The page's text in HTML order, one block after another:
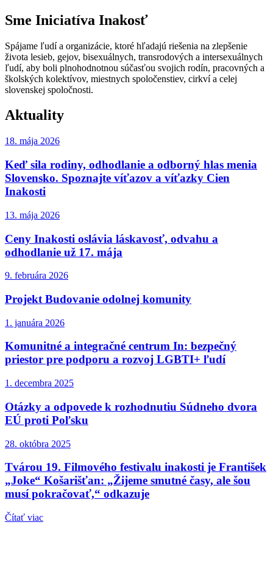
Sme Iniciatíva Inakosť
Spájame ľudí a organizácie, ktoré hľadajú riešenia na zlepšenie
života lesieb, gejov, bisexuálnych, transrodových a intersexuálnych
ľudí, aby boli plnohodnotnou súčasťou svojich rodín, pracovných a
školských kolektívov, miestnych spoločenstiev, cirkví a celej
slovenskej spoločnosti.
Aktuality
18. mája 2026
Keď sila rodiny, odhodlanie a odborný hlas menia
Slovensko. Spoznajte víťazov a víťazky Cien
Inakosti
13. mája 2026
Ceny Inakosti oslávia láskavosť, odvahu a
odhodlanie už 17. mája
9. februára 2026
Projekt Budovanie odolnej komunity
1. januára 2026
Komunitné a integračné centrum In: bezpečný
priestor pre podporu a rozvoj LGBTI+ ľudí
1. decembra 2025
Otázky a odpovede k rozhodnutiu Súdneho dvora
EÚ proti Poľsku
28. októbra 2025
Tvárou 19. Filmového festivalu inakosti je František
„Joke“ Košarišťan: „Žijeme smutné časy, ale šou
musí pokračovať,“ odkazuje
Čítať viac